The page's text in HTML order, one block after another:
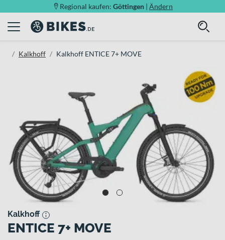
Regional kaufen: Göttingen | Ändern
Kalkhoff Kalkhoff ENTICE 7+ MOVE
Kalkhoff
ENTICE 7+ MOVE